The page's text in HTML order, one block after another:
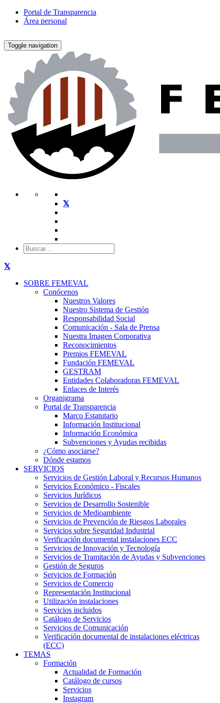
Portal de Transparencia
Área personal
Toggle navigation
SOBRE FEMEVAL
Conócenos
Nuestros Valores
Nuestro Sistema de Gestión
Responsabilidad Social
Comunicación - Sala de Prensa
Nuestra Imagen Corporativa
Reconocimientos
Premios FEMEVAL
Fundación FEMEVAL
GESTRAM
Entidades Colaboradoras FEMEVAL
Enlaces de Interés
Organigrama
Portal de Transparencia
Marco Estatutario
Información Institucional
Información Económica
Subvenciones y Ayudas recibidas
¿Cómo asociarse?
Dónde estamos
SERVICIOS
Servicios de Gestión Laboral y Recursos Humanos
Servicios Económico - Fiscales
Servicios Jurídicos
Servicios de Desarrollo Sostenible
Servicios de Medioambiente
Servicios de Prevención de Riesgos Laborales
Servicios sobre Seguridad Industrial
Verificación documental instalaciones ECC
Servicios de Innovación y Tecnología
Servicios de Tramitación de Ayudas y Subvenciones
Gestión de Seguros
Servicios de Formación
Servicios de Comercio
Representación Institucional
Utilización instalaciones
Servicios incluidos
Catálogo de Servicios
Servicios de Comunicación
Verificación documental de instalaciones eléctricas
(ECC)
TEMAS
Formación
Actualidad de Formación
Catálogo de cursos
Servicios
Instagram